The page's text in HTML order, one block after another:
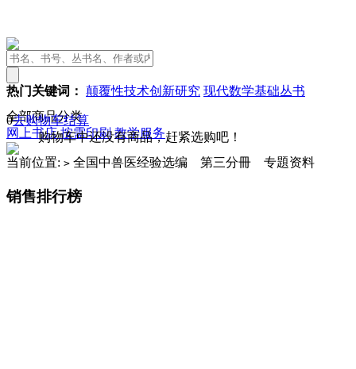
热门关键词： 颠覆性技术创新研究 现代数学基础丛书
0去购物车结算
购物车中还没有商品，赶紧选购吧！
全部商品分类
网上书店按需印刷 教学服务
当前位置: > 全国中兽医经验选编 第三分冊 专題资料
销售排行榜